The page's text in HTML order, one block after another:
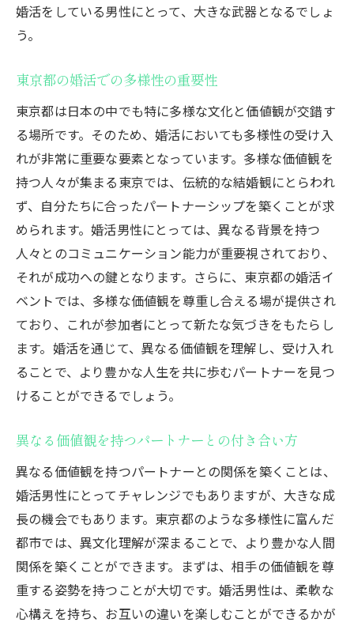
婚活をしている男性にとって、大きな武器となるでしょ
う。
東京都の婚活での多様性の重要性
東京都は日本の中でも特に多様な文化と価値観が交錯す
る場所です。そのため、婚活においても多様性の受け入
れが非常に重要な要素となっています。多様な価値観を
持つ人々が集まる東京では、伝統的な結婚観にとらわれ
ず、自分たちに合ったパートナーシップを築くことが求
められます。婚活男性にとっては、異なる背景を持つ
人々とのコミュニケーション能力が重要視されており、
それが成功への鍵となります。さらに、東京都の婚活イ
ベントでは、多様な価値観を尊重し合える場が提供され
ており、これが参加者にとって新たな気づきをもたらし
ます。婚活を通じて、異なる価値観を理解し、受け入れ
ることで、より豊かな人生を共に歩むパートナーを見つ
けることができるでしょう。
異なる価値観を持つパートナーとの付き合い方
異なる価値観を持つパートナーとの関係を築くことは、
婚活男性にとってチャレンジでもありますが、大きな成
長の機会でもあります。東京都のような多様性に富んだ
都市では、異文化理解が深まることで、より豊かな人間
関係を築くことができます。まずは、相手の価値観を尊
重する姿勢を持つことが大切です。婚活男性は、柔軟な
心構えを持ち、お互いの違いを楽しむことができるかが